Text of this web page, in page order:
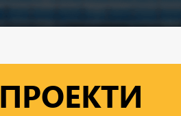
ПРОЕКТИ